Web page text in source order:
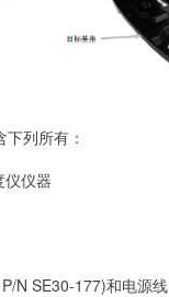
列所有：
仪仪器
N SE30-177)和电源线